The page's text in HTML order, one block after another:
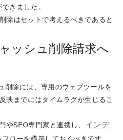
きました。
除はセットで考えるべきであると
ッシュ削除請求へ
削除には、専用のウェブツールを
映までにはタイムラグが生じるこ
やSEO専門家と連携し、 インデ